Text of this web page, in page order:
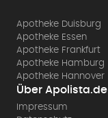
Apotheke Duisburg
Apotheke Essen
Apotheke Frankfurt
Apotheke Hamburg
Apotheke Hannover
Über Apolista.de
Impressum